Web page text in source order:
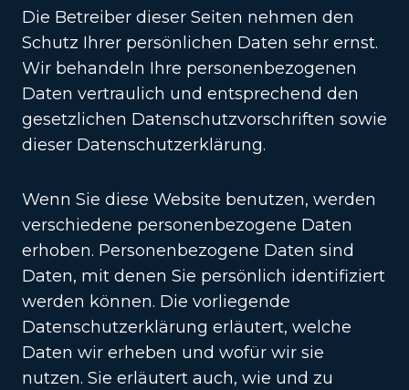
Die Betreiber dieser Seiten nehmen den
Schutz Ihrer persönlichen Daten sehr ernst.
Wir behandeln Ihre personenbezogenen
Daten vertraulich und entsprechend den
gesetzlichen Datenschutzvorschriften sowie
dieser Datenschutzerklärung.
Wenn Sie diese Website benutzen, werden
verschiedene personenbezogene Daten
erhoben. Personenbezogene Daten sind
Daten, mit denen Sie persönlich identifiziert
werden können. Die vorliegende
Datenschutzerklärung erläutert, welche
Daten wir erheben und wofür wir sie
nutzen. Sie erläutert auch, wie und zu